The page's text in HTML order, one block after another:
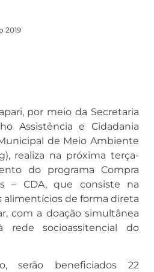
2019
por meio da Secretaria
Assistência e Cidadania
de Meio Ambiente
realiza na próxima terça-
do programa Compra
– CDA, que consiste na
alimentícios de forma direta
com a doação simultânea
rede socioassitencial do
serão beneficiados 22